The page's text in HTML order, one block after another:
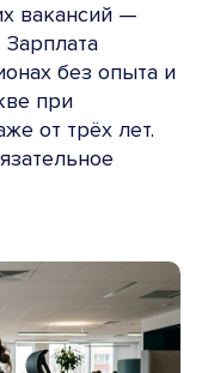
вакансий —
Зарплата
без опыта и
при
от трёх лет.